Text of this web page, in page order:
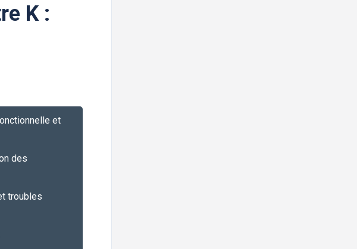
K :
et
des
troubles